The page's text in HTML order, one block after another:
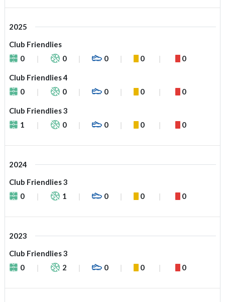
2025
Club Friendlies
0
0 0 0 0
Club Friendlies 4
0
0 0 0 0
Club Friendlies 3
1
0 0 0 0
2024
Club Friendlies 3
0
1 0 0 0
2023
Club Friendlies 3
0
2 0 0 0